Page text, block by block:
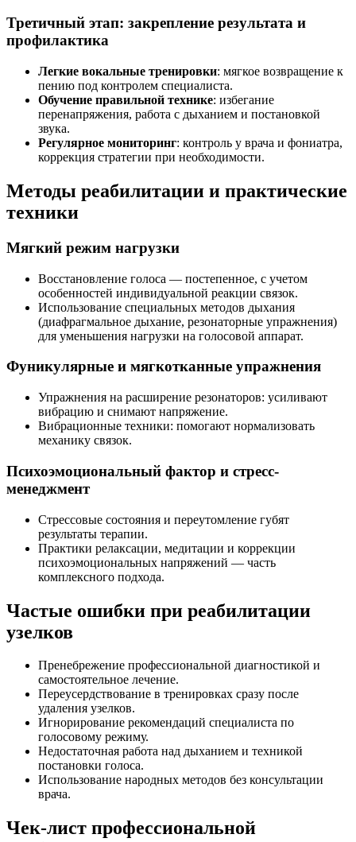
Третичный этап: закрепление результата и
профилактика
Легкие вокальные тренировки: мягкое возвращение к
пению под контролем специалиста.
Обучение правильной технике: избегание
перенапряжения, работа с дыханием и постановкой
звука.
Регулярное мониторинг: контроль у врача и фониатра,
коррекция стратегии при необходимости.
Методы реабилитации и практические
техники
Мягкий режим нагрузки
Восстановление голоса — постепенное, с учетом
особенностей индивидуальной реакции связок.
Использование специальных методов дыхания
(диафрагмальное дыхание, резонаторные упражнения)
для уменьшения нагрузки на голосовой аппарат.
Фуникулярные и мягкотканные упражнения
Упражнения на расширение резонаторов: усиливают
вибрацию и снимают напряжение.
Вибрационные техники: помогают нормализовать
механику связок.
Психоэмоциональный фактор и стресс-
менеджмент
Стрессовые состояния и переутомление губят
результаты терапии.
Практики релаксации, медитации и коррекции
психоэмоциональных напряжений — часть
комплексного подхода.
Частые ошибки при реабилитации
узелков
Пренебрежение профессиональной диагностикой и
самостоятельное лечение.
Переусердствование в тренировках сразу после
удаления узелков.
Игнорирование рекомендаций специалиста по
голосовому режиму.
Недостаточная работа над дыханием и техникой
постановки голоса.
Использование народных методов без консультации
врача.
Чек-лист профессиональной